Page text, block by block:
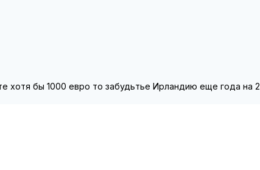
хотя бы 1000 евро то забудьтье Ирландию еще года на 2